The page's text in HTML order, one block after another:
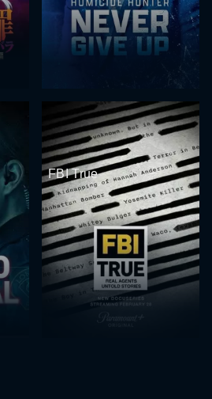
FBI True